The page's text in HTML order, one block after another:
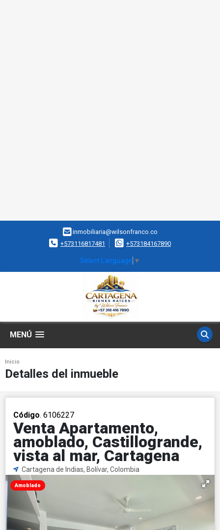
inmobiliaria@wilsonfranco.co
+573116817481
+573184167890
Select Language ▼
MENÚ
Inicio
Detalles del inmueble
Código. 6106227
Venta Apartamento,
amoblado, Castillogrande,
vista al mar, Cartagena
Cartagena de Indias, Bolívar, Colombia
Amoblado